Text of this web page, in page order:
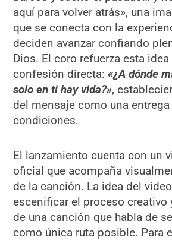
aquí para volver atrás», una
que se conecta con la
deciden avanzar confiando
Dios. El coro refuerza esta
confesión directa:«¿A dónde
solo en ti hay vida?»,
del mensaje como una
condiciones.
El lanzamiento cuenta con un
oficial que acompaña
de la canción. La idea del
escenificar el proceso creativo
de una canción que habla de
como única ruta posible. Para